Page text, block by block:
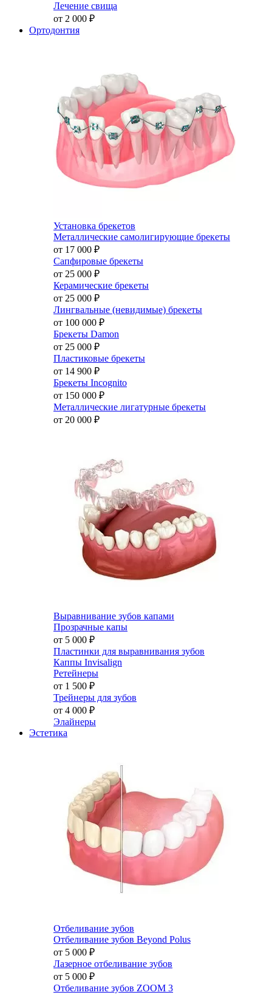
Лечение свища
от 2 000 ₽
Ортодонтия
Установка брекетов
Металлические самолигирующие брекеты
от 17 000 ₽
Сапфировые брекеты
от 25 000 ₽
Керамические брекеты
от 25 000 ₽
Лингвальные (невидимые) брекеты
от 100 000 ₽
Брекеты Damon
от 25 000 ₽
Пластиковые брекеты
от 14 900 ₽
Брекеты Incognito
от 150 000 ₽
Металлические лигатурные брекеты
от 20 000 ₽
Выравнивание зубов капами
Прозрачные капы
от 5 000 ₽
Пластинки для выравнивания зубов
Каппы Invisalign
Ретейнеры
от 1 500 ₽
Трейнеры для зубов
от 4 000 ₽
Элайнеры
Эстетика
Отбеливание зубов
Отбеливание зубов Beyond Polus
от 5 000 ₽
Лазерное отбеливание зубов
от 5 000 ₽
Отбеливание зубов ZOOM 3